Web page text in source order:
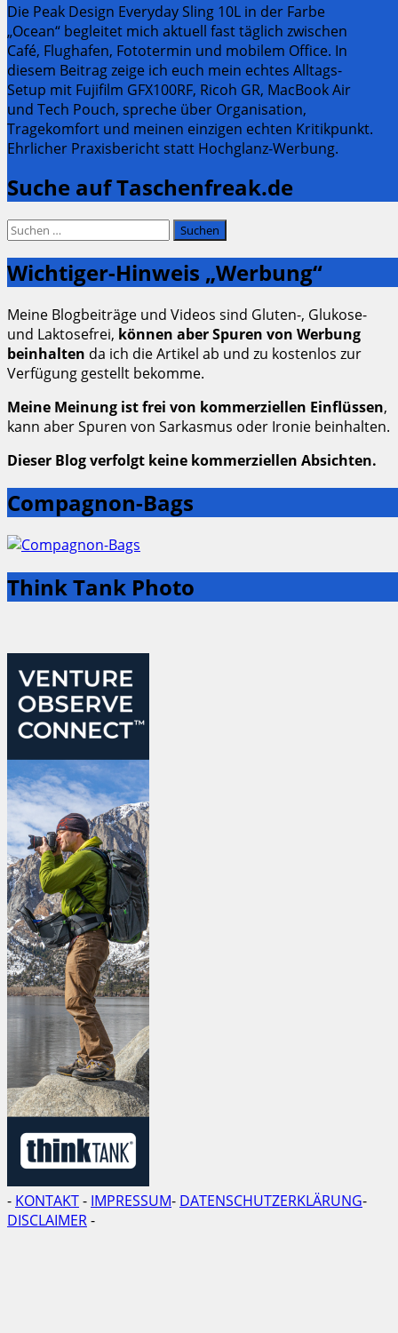
Die Peak Design Everyday Sling 10L in der Farbe
„Ocean“ begleitet mich aktuell fast täglich zwischen
Café, Flughafen, Fototermin und mobilem Office. In
diesem Beitrag zeige ich euch mein echtes Alltags-
Setup mit Fujifilm GFX100RF, Ricoh GR, MacBook Air
und Tech Pouch, spreche über Organisation,
Tragekomfort und meinen einzigen echten Kritikpunkt.
Ehrlicher Praxisbericht statt Hochglanz-Werbung.
Suche auf Taschenfreak.de
Suchen
nach:
Wichtiger-Hinweis „Werbung“
Meine Blogbeiträge und Videos sind Gluten-, Glukose-
und Laktosefrei, können aber Spuren von Werbung
beinhalten da ich die Artikel ab und zu kostenlos zur
Verfügung gestellt bekomme.
Meine Meinung ist frei von kommerziellen Einflüssen,
kann aber Spuren von Sarkasmus oder Ironie beinhalten.
Dieser Blog verfolgt keine kommerziellen Absichten.
Compagnon-Bags
Think Tank Photo
- KONTAKT- IMPRESSUM- DATENSCHUTZERKLÄRUNG-
DISCLAIMER-